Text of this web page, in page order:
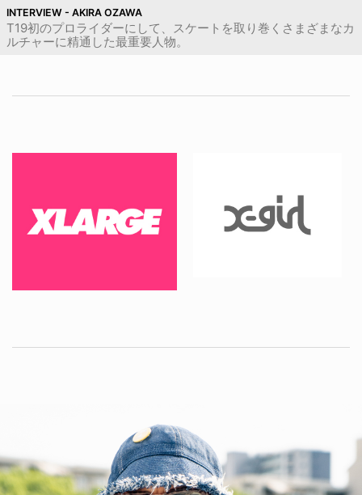
INTERVIEW - AKIRA OZAWA
T19初のプロライダーにして、スケートを取り巻くさまざまなカ
ルチャーに精通した最重要人物。